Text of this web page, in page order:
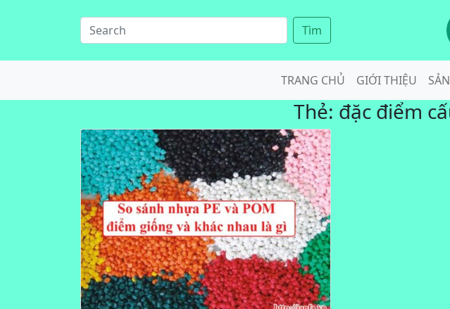
Tìm
TRANG CHỦ GIỚI THIỆU
Thẻ: đặc điểm